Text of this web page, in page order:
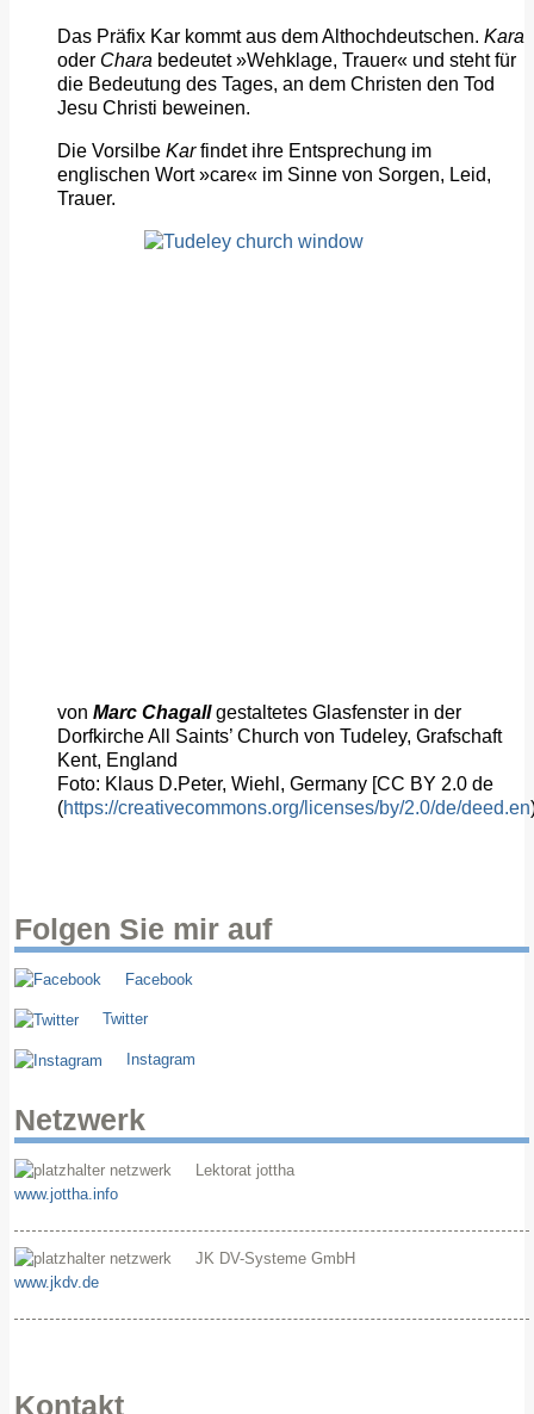
Das Präfix Kar kommt aus dem Althochdeutschen. Kara
oder Chara bedeutet »Wehklage, Trauer« und steht für
die Bedeutung des Tages, an dem Christen den Tod
Jesu Christi beweinen.
Die Vorsilbe Karfindet ihre Entsprechung im
englischen Wort »care« im Sinne von Sorgen, Leid,
Trauer.
von Marc Chagallgestaltetes Glasfenster in der
Dorfkirche All Saints’ Church von Tudeley, Grafschaft
Kent, England
Foto: Klaus D.Peter, Wiehl, Germany [CC BY 2.0 de
(https://creativecommons.org/licenses/by/2.0/de/deed.en
Folgen Sie mir auf
Facebook
Twitter
Instagram
Netzwerk
Lektorat jottha
www.jottha.info
JK DV-Systeme GmbH
www.jkdv.de
Kontakt